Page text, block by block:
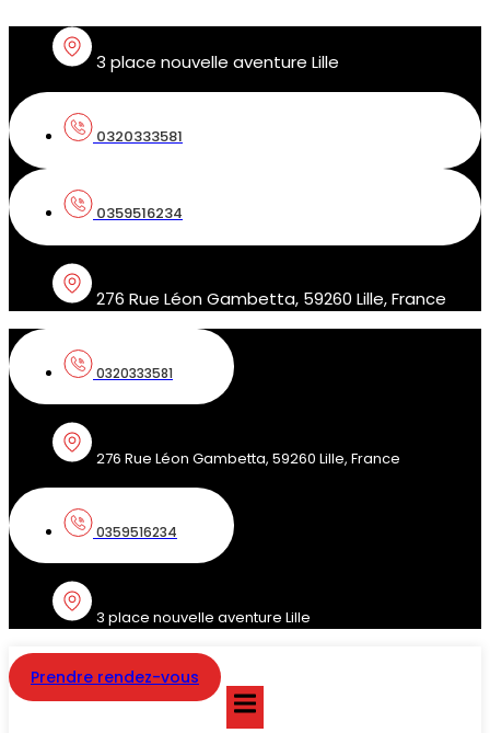
contenu
3 place nouvelle aventure Lille
0320333581
0359516234
276 Rue Léon Gambetta, 59260 Lille, France
0320333581
276 Rue Léon Gambetta, 59260 Lille, France
0359516234
3 place nouvelle aventure Lille
Prendre rendez-vous